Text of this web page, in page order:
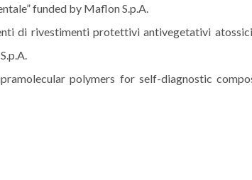
funded by Maflon S.p.A.
di rivestimenti protettivi antivegetativi
polymers for self-diagnostic